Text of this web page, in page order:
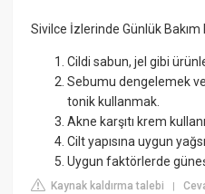
Sivilce İzlerinde Günlük Bakım
Cildi sabun, jel gibi
Sebumu dengelemek
tonik kullanmak.
Akne karşıtı krem
Cilt yapısına uygun
Uygun faktörlerde
Kaynak kaldırma talebi |